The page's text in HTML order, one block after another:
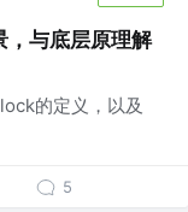
与底层原理解
的定义，以及
5